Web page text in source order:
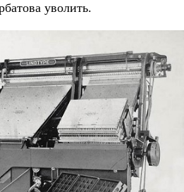
уволить.